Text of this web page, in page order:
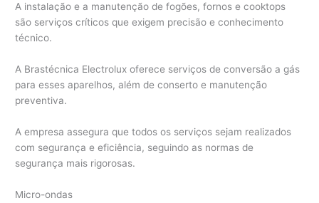
A instalação e a manutenção de fogões, fornos e cooktops
são serviços críticos que exigem precisão e conhecimento
técnico.
A Brastécnica Electrolux oferece serviços de conversão a gás
para esses aparelhos, além de conserto e manutenção
preventiva.
A empresa assegura que todos os serviços sejam realizados
com segurança e eficiência, seguindo as normas de
segurança mais rigorosas.
Micro-ondas